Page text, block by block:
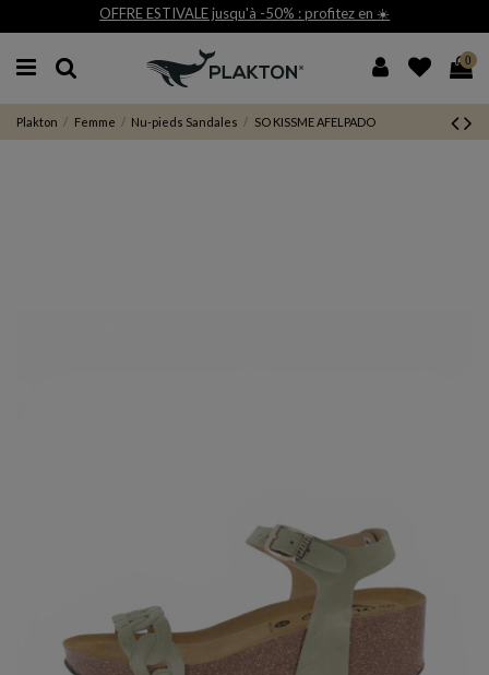
-50% : profitez en ☀️ Livraison et
0
Plakton Femme Nu-pieds Sandales SO KISSME AFELPADO